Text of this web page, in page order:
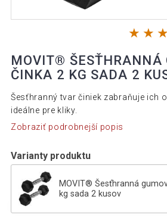
MOVIT® ŠESŤHRANNÁ
ČINKA 2 KG SADA 2
Šesťhranný tvar činiek zabraňuje ich
ideálne pre kliky.
Zobraziť podrobnejší popis
Varianty produktu
MOVIT® Šesťhranná
kg sada 2 kusov